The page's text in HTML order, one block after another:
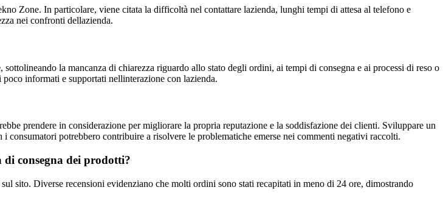
Zone. In particolare, viene citata la difficoltà nel contattare lazienda, lunghi tempi di attesa al telefono e
nei confronti dellazienda.
la mancanza di chiarezza riguardo allo stato degli ordini, ai tempi di consegna e ai processi di reso o
informati e supportati nellinterazione con lazienda.
prendere in considerazione per migliorare la propria reputazione e la soddisfazione dei clienti. Sviluppare un
potrebbero contribuire a risolvere le problematiche emerse nei commenti negativi raccolti.
consegna dei prodotti?
sito. Diverse recensioni evidenziano che molti ordini sono stati recapitati in meno di 24 ore, dimostrando